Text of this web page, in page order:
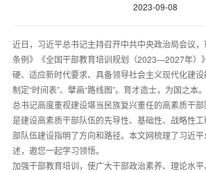
2023-09-08
近日，习近平总书记主持召开中共中央政治局会议
条例》《全国干部教育培训规划（2023—2027年）
硬、适应新时代要求、具备领导社会主义现代化建设
制定“时间表”、擘画“路线图”。育才造士，为国之本
总书记高度重视建设堪当民族复兴重任的高素质干
是建设高素质干部队伍的先导性、基础性、战略性
部队伍建设指明了方向和路径。本文网梳理了习近
述，邀您一起学习领悟。
加强干部教育培训，使广大干部政治素养、理论水